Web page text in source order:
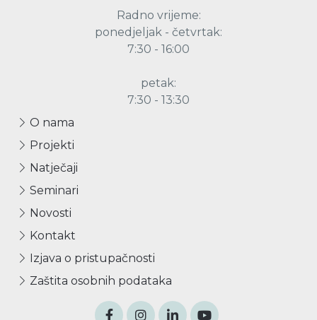
Radno vrijeme:
ponedjeljak - četvrtak:
7:30 - 16:00
petak:
7:30 - 13:30
O nama
Projekti
Natječaji
Seminari
Novosti
Kontakt
Izjava o pristupačnosti
Zaštita osobnih podataka